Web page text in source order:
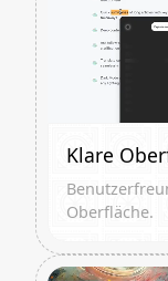
Klare
Oberfläche.